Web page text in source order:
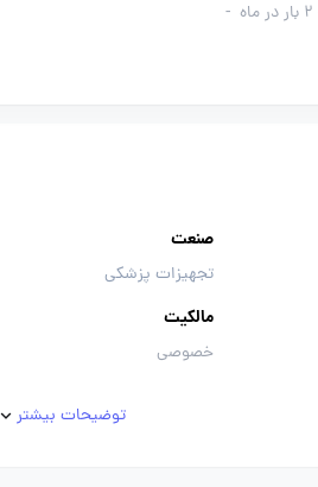
شنبه تا چهارشنبه 9 الی 17 ، پنجشنبه 2 بار در ماه -
صنعت
تجهیزات پزشکی
مالکیت
خصوصی
توضیحات بیشتر